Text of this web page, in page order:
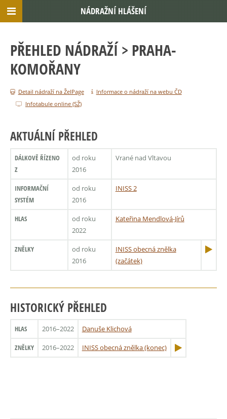
PŘEHLED NÁDRAŽÍ > PRAHA-
KOMOŘANY
Detail nádraží na ŽelPage
Informace o nádraží na webu ČD
Infotabule online (SŽ)
AKTUÁLNÍ PŘEHLED
DÁLKOVĚ ŘÍZENO
Z
od roku
2016
Vrané nad Vltavou
INFORMAČNÍ
SYSTÉM
od roku
2016
INISS 2
HLAS
od roku
2022
Kateřina Mendlová-Jírů
ZNĚLKY
od roku
2016
INISS obecná znělka
(začátek)
HISTORICKÝ PŘEHLED
HLAS 2016–2022 Danuše Klichová
ZNĚLKY 2016–2022 INISS obecná znělka (konec)
NÁDRAŽNÍ HLÁŠENÍ